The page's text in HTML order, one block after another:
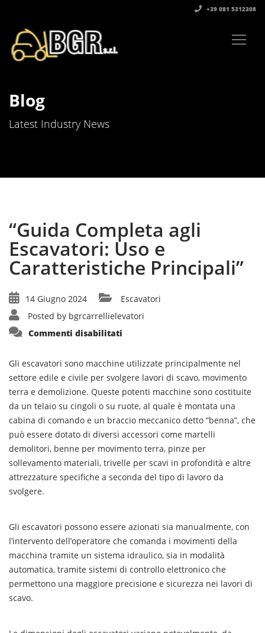
+39 081 5312308‬
Blog
Latest Industry News
“Guida Completa agli
Escavatori: Uso e
Caratteristiche Principali”
14 Giugno 2024
Escavatori
Posted by bgrcarrellielevatori
Commenti disabilitati
Escavatori:
e
Caratteristiche
Principali”
Gli escavatori sono macchine utilizzate principalmente nel
settore edile e civile per svolgere lavori di scavo, movimento
terra e demolizione. Queste potenti macchine sono costituite
da un telaio su cingoli o su ruote, al quale è montata una
cabina di comando e un braccio meccanico detto “benna”, che
può essere dotato di diversi accessori come martelli
demolitori, benne per movimento terra, pinze per
sollevamento materiali, trivelle per scavi in profondità e altre
attrezzature specifiche a seconda del tipo di lavoro da
svolgere.
Gli escavatori possono essere azionati sia manualmente, con
l’intervento dell’operatore che comanda i movimenti della
macchina tramite un sistema idraulico, sia in modalità
automatica, tramite sistemi di controllo elettronico che
permettono una maggiore precisione e sicurezza nei lavori di
scavo.